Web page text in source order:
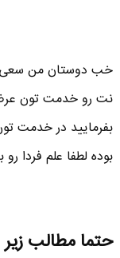
خب دوستان من سعی
نت رو خدمت تون عرض
بفرمایید در خدمت
بوده لطفا علم فردا
حتما مطالب